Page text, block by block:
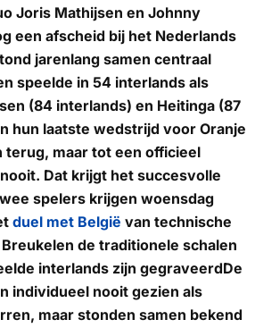
Joris Mathijsen en Johnny
een afscheid bij het Nederlands
jarenlang samen centraal
speelde in 54 interlands als
(84 interlands) en Heitinga (87
hun laatste wedstrijd voor Oranje
terug, maar tot een officieel
Dat krijgt het succesvolle
spelers krijgen woensdag
duel met België van technische
de traditionele schalen
interlands zijn gegraveerdDe
individueel nooit gezien als
maar stonden samen bekend